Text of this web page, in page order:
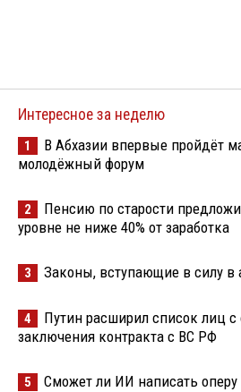
Интересное за неделю
1
В Абхазии впервые пройдёт
молодёжный форум
2
Пенсию по старости
уровне не ниже 40% от заработка
3 Законы, вступающие в силу в
4
Путин расширил список лиц
заключения контракта с ВС РФ
5 Сможет ли ИИ написать